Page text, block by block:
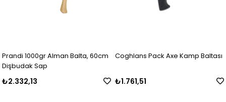
Prandi 1000gr Alman Balta, 60cm
Dişbudak Sap
₺2.332,13
Coghlans Pack Axe Kamp Baltası
₺1.761,51